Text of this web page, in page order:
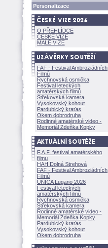
Personalizace
O PŘEHLÍDCE
ČESKÉ VIZE
MALÉ VIZE
FAF - Festival Ambroziádních
Filmů
Rychnovská osmička
Festival leteckých
amatérských filmů
Střekovská kamera
Vysokovský kohout
Pardubický kraťas
Okem dobrodruha
Rodinné amatérské video -
Memoriál Zdeňka Kopky
F.A.F. festival amatérského
filmu
HAH Dolná Strehov
FAF - Festival Ambroziádních
Filmů
UNICA Lugano 2026
Festival leteckých
amatérských filmů
Rychnovská osmička
Střekovská kamera
Rodinné amatérské video -
Memoriál Zdeňka Kopky
Pardubický kraťas
Vysokovský kohout
Okem dobrodruha